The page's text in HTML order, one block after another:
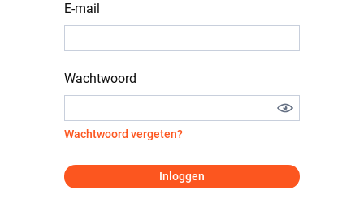
E-mail
Wachtwoord
Wachtwoord vergeten?
Inloggen